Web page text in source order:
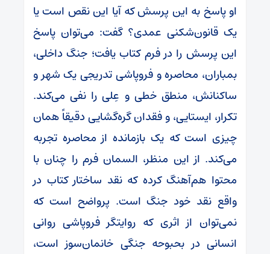
او پاسخ به این پرسش که آیا این نقص است یا
یک قانون‌شکنی عمدی؟ گفت: می‌توان پاسخ
این پرسش را در فرم کتاب یافت؛ جنگ داخلی،
بمباران، محاصره و فروپاشی تدریجی یک شهر و
ساکنانش، منطق خطی و عِلی را نفی می‌کند.
تکرار، ایستایی، و فقدان گره‌گشایی دقیقاً همان
چیزی است که یک بازمانده از محاصره تجربه
می‌کند. از این منظر، السمان فرم را چنان با
محتوا هم‌آهنگ کرده که نقد ساختار کتاب در
واقع نقد خود جنگ است. پرواضح است که
نمی‌توان از اثری که روایتگر فروپاشی روانی
انسانی در بحبوحه جنگی خانمان‌سوز است،